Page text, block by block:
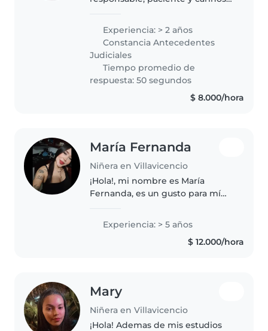
Integral a la Primera Infancia y
disfruto compartir tiempo con
los niños mediante juegos,
actividades..
Experiencia: > 2 años
Constancia Antecedentes
Judiciales
Tiempo promedio de
respuesta: 50 segundos
$ 8.000/hora
María Fernanda
Niñera en Villavicencio
¡Hola!, mi nombre es María
Fernanda, es un gusto para mí
mí, principalmente soy
estudiante de Licenciatura en
Educación Infantil, a punto de
Experiencia: > 5 años
$ 12.000/hora
Mary
Niñera en Villavicencio
¡Hola! Ademas de mis estudios